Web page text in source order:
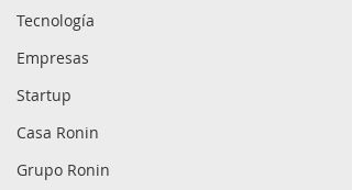
Tecnología
Empresas
Startup
Casa Ronin
Grupo Ronin